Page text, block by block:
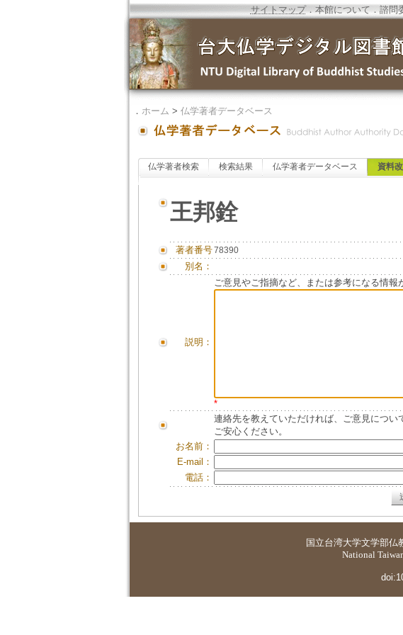
サイトマップ．本館について．諮問
． ホーム > 仏学著者データベース
仏学著者検索 検索結果 仏学著者データベース 資料
王邦銓
著者番号78390
別名：
説明：
ご意見やご指摘など、または参考になる情報
*
連絡先を教えていただければ、ご意見につ
ご安心ください。
お名前：
E-mail：
電話：
国立台湾大学文学部仏
National